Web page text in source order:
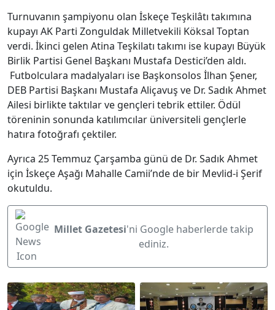
Turnuvanın şampiyonu olan İskeçe Teşkilâtı takımına
kupayı AK Parti Zonguldak Milletvekili Köksal Toptan
verdi. İkinci gelen Atina Teşkilatı takımı ise kupayı Büyük
Birlik Partisi Genel Başkanı Mustafa Destici’den aldı.
Futbolculara madalyaları ise Başkonsolos İlhan Şener,
DEB Partisi Başkanı Mustafa Aliçavuş ve Dr. Sadık Ahmet
Ailesi birlikte taktılar ve gençleri tebrik ettiler. Ödül
töreninin sonunda katılımcılar üniversiteli gençlerle
hatıra fotoğrafı çektiler.
Ayrıca 25 Temmuz Çarşamba günü de Dr. Sadık Ahmet
için İskeçe Aşağı Mahalle Camii’nde de bir Mevlid-i Şerif
okutuldu.
Millet Gazetesi'ni Google haberlerde takip
ediniz.